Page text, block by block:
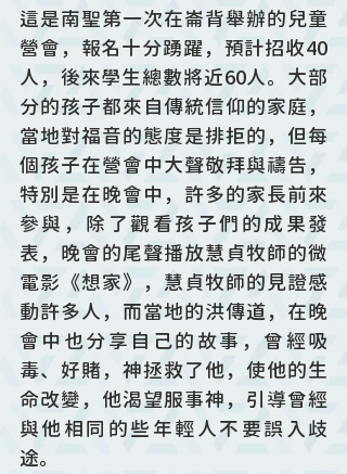
這是南聖第一次在崙背舉辦的兒童
營會，報名十分踴躍，預計招收40
人，後來學生總數將近60人。大部
分的孩子都來自傳統信仰的家庭，
當地對福音的態度是排拒的，但每
個孩子在營會中大聲敬拜與禱告，
特別是在晚會中，許多的家長前來
參與，除了觀看孩子們的成果發
表，晚會的尾聲播放慧貞牧師的微
電影《想家》，慧貞牧師的見證感
動許多人，而當地的洪傳道，在晚
會中也分享自己的故事，曾經吸
毒、好賭，神拯救了他，使他的生
命改變，他渴望服事神，引導曾經
與他相同的些年輕人不要誤入歧
途。